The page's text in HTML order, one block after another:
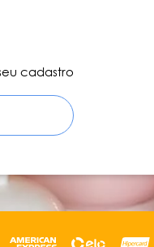
cadastro